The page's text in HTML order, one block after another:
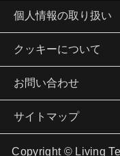
個人情報の取り扱い
クッキーについて
お問い合わせ
サイトマップ
Copyright © Living